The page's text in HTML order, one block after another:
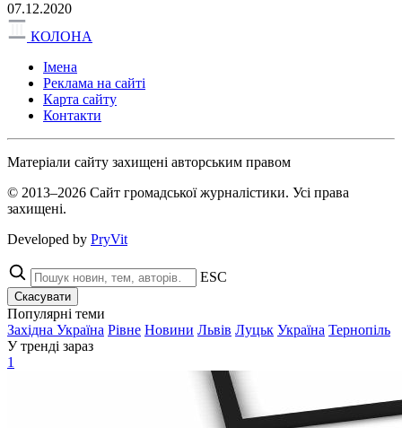
07.12.2020
КОЛОНА
Імена
Реклама на сайті
Карта сайту
Контакти
Матеріали сайту захищені авторським правом
© 2013–2026 Сайт громадської журналістики. Усі права
захищені.
Developed by PryVit
ESC
Скасувати
Популярні теми
Західна Україна Рівне Новини Львів Луцьк Україна Тернопіль
У тренді зараз
1